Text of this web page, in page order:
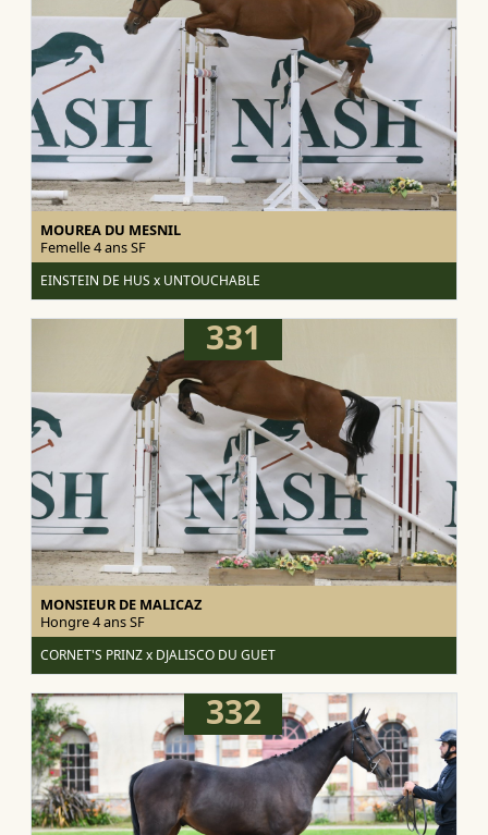
MOUREA DU MESNIL
Femelle 4 ansSF
EINSTEIN DE HUS x UNTOUCHABLE
331
MONSIEUR DE MALICAZ
Hongre 4 ansSF
CORNET'S PRINZ x DJALISCO DU GUET
332